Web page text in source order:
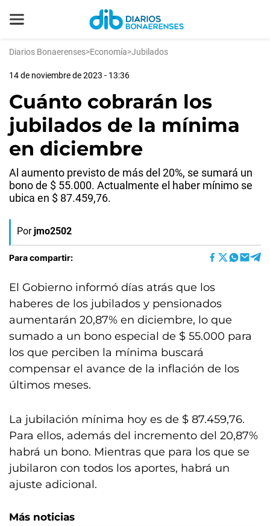
Diarios Bonaerenses>Economía>Jubilados
14 de noviembre de 2023 - 13:36
Cuánto cobrarán los
jubilados de la mínima
en diciembre
Al aumento previsto de más del 20%, se sumará un
bono de $ 55.000. Actualmente el haber mínimo se
ubica en $ 87.459,76.
Por jmo2502
Para compartir:
El Gobierno informó días atrás que los
haberes de los jubilados y pensionados
aumentarán 20,87% en diciembre, lo que
sumado a un bono especial de $ 55.000 para
los que perciben la mínima buscará
compensar el avance de la inflación de los
últimos meses.
La jubilación mínima hoy es de $ 87.459,76.
Para ellos, además del incremento del 20,87%
habrá un bono. Mientras que para los que se
jubilaron con todos los aportes, habrá un
ajuste adicional.
Más noticias